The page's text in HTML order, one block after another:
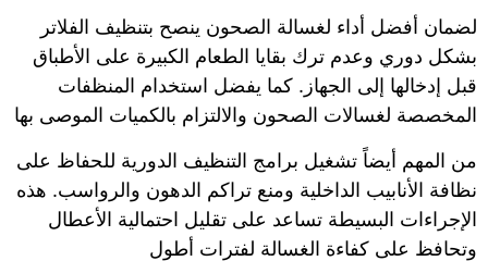
لضمان أفضل أداء لغسالة الصحون ينصح بتنظيف الفلاتر
بشكل دوري وعدم ترك بقايا الطعام الكبيرة على الأطباق
قبل إدخالها إلى الجهاز. كما يفضل استخدام المنظفات
المخصصة لغسالات الصحون والالتزام بالكميات الموصى بها
من المهم أيضاً تشغيل برامج التنظيف الدورية للحفاظ على
نظافة الأنابيب الداخلية ومنع تراكم الدهون والرواسب. هذه
الإجراءات البسيطة تساعد على تقليل احتمالية الأعطال
وتحافظ على كفاءة الغسالة لفترات أطول